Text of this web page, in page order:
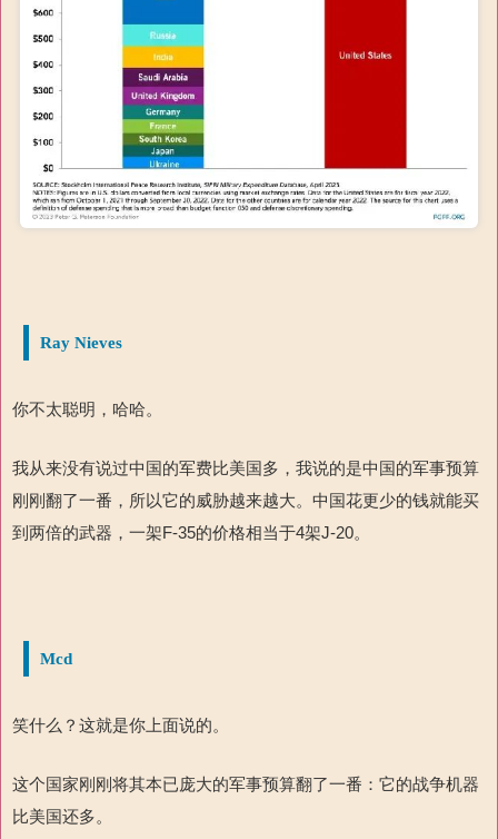
Ray Nieves
你不太聪明，哈哈。
我从来没有说过中国的军费比美国多，我说的是中国的军事预算
刚刚翻了一番，所以它的威胁越来越大。中国花更少的钱就能买
到两倍的武器， 一架F-35的价格相当于4架J-20。
Mcd
笑什么？这就是你上面说的。
这个国家刚刚将其本已庞大的军事预算翻了一番：它的战争机器
比美国还多。